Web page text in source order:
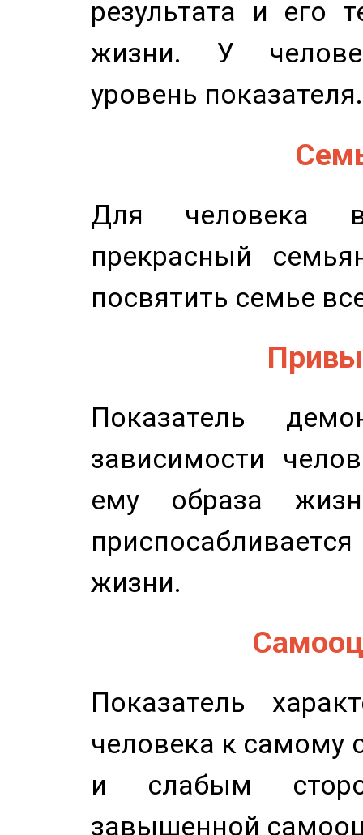
результата и его
жизни. У
уровень показателя.
Для человека
прекрасный
посвятить семье
Показатель
зависимости
ему образа
жизни.
Показатель
человека к самому
и слабым
завышенной